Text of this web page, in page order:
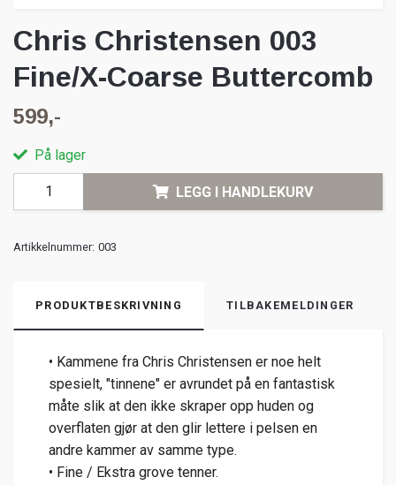
Chris Christensen 003
Fine/X-Coarse Buttercomb
599,-
På lager
LEGG I HANDLEKURV
Artikkelnummer: 003
PRODUKTBESKRIVNING TILBAKEMELDINGER
• Kammene fra Chris Christensen er noe helt
spesielt, "tinnene" er avrundet på en fantastisk
måte slik at den ikke skraper opp huden og
overflaten gjør at den glir lettere i pelsen en
andre kammer av samme type.
• Fine / Ekstra grove tenner.